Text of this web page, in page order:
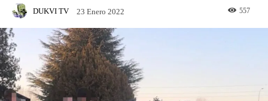
DUKVI TV 23 Enero 2022 557